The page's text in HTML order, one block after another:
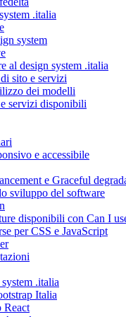
.italia
system
al design system .italia
sito e servizi
dei modelli
servizi disponibili
e accessibile
e Graceful
sviluppo del software
disponibili con Can I
per CSS e JavaScript
.italia
Italia
React